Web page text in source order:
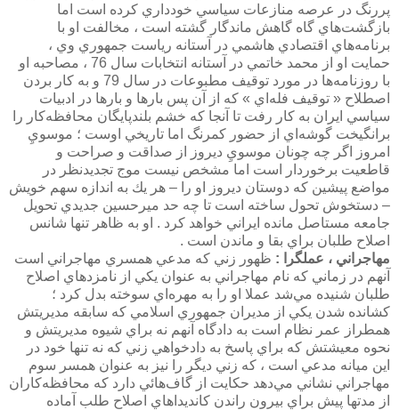
پررنگ در عرصه منازعات سياسي خودداري كرده است اما
بازگشت‌هاي گاه گاهش ماندگار گشته است ، مخالفت او با
برنامه‌هاي اقتصادي هاشمي در آستانه رياست جمهوري وي ،
حمايت او از محمد خاتمي در آستانه انتخابات سال 76 ، مصاحبه او
با روزنامه‌ها در مورد توقيف مطبوعات در سال 79 و به كار بردن
اصطلاح « توقيف فله‌اي » كه از آن پس بارها و بارها در ادبيات
سياسي ايران به كار رفت تا آنجا كه خشم بلندپايگان محافظه‌كار را
برانگيخت گوشه‌اي از حضور كمرنگ اما تاريخي اوست ؛ موسويِ
امروز اگر چه چونان موسويِ ديروز از صداقت و صراحت و
قاطعيت برخوردار است اما مشخص نيست موج تجديدنظر در
مواضع پيشين كه دوستان ديروز او را – هر يك به اندازه سهم خويش
– دستخوش تحول ساخته است تا چه حد ميرحسين جديدي تحويل
جامعه مستاصل مانده ايراني خواهد كرد . او به ظاهر تنها شانس
اصلاح طلبان براي بقا و ماندن است .
مهاجراني ، عملگرا : ظهور زني كه مدعي همسري مهاجراني است
آنهم در زماني كه نام مهاجراني به عنوان يكي از نامزدهاي اصلاح
طلبان شنيده مي‌شد عملا او را به مهره‌اي سوخته بدل كرد ؛
كشانده شدن يكي از مديران جمهوري اسلامي كه سابقه مديريتش
همطراز عمر نظام است به دادگاه آنهم نه براي شيوه مديريتش و
نحوه معيشتش كه براي پاسخ به دادخواهي زني كه نه تنها خود در
اين ميانه مدعي است ، كه زني ديگر را نيز به عنوان همسر سوم
مهاجراني نشاني مي‌دهد حكايت از گاف‌هائي دارد كه محافظه‌كاران
از مدتها پيش براي بيرون راندن كانديداهاي اصلاح طلب آماده